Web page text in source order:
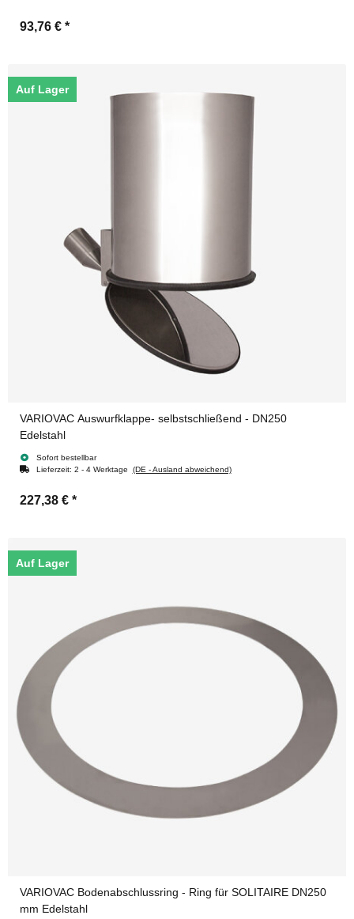
93,76 € *
Auf Lager
VARIOVAC Auswurfklappe- selbstschließend - DN250
Edelstahl
Sofort bestellbar
Lieferzeit: 2 - 4 Werktage (DE - Ausland abweichend)
227,38 € *
Auf Lager
VARIOVAC Bodenabschlussring - Ring für SOLITAIRE DN250
mm Edelstahl